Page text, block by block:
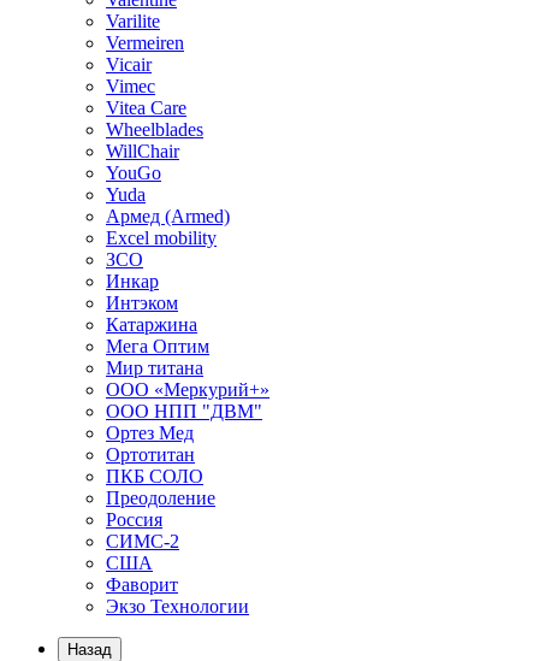
Varilite
Vermeiren
Vicair
Vimec
Vitea Care
Wheelblades
WillChair
YouGo
Yuda
Армед (Armed)
Еxcel mobility
ЗСО
Инкар
Интэком
Катаржина
Мега Оптим
Мир титана
ООО «Меркурий+»
ООО НПП "ДВМ"
Ортез Мед
Ортотитан
ПКБ СОЛО
Преодоление
Россия
СИМС-2
США
Фаворит
Экзо Технологии
Назад